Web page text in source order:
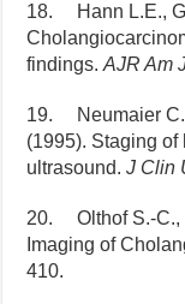
18. Hann L.E.,
findings.AJR Am
19. Neumaier
(1995). Staging
ultrasound.J Clin
20. Olthof S.-C.,
Imaging of
410.